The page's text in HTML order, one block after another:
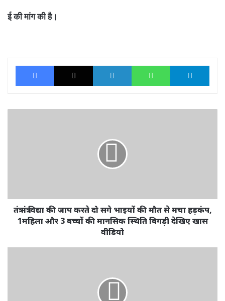
ई की मांग की है।
Facebook X LinkedIn WhatsApp
भाइयों
तंत्र मंत्र विद्या की जाप करते दो सगे भाइयों की मौत से मचा हड़कंप,
1महिला और 3 बच्चों की मानसिक स्थिति बिगड़ी देखिए खास
वीडियो